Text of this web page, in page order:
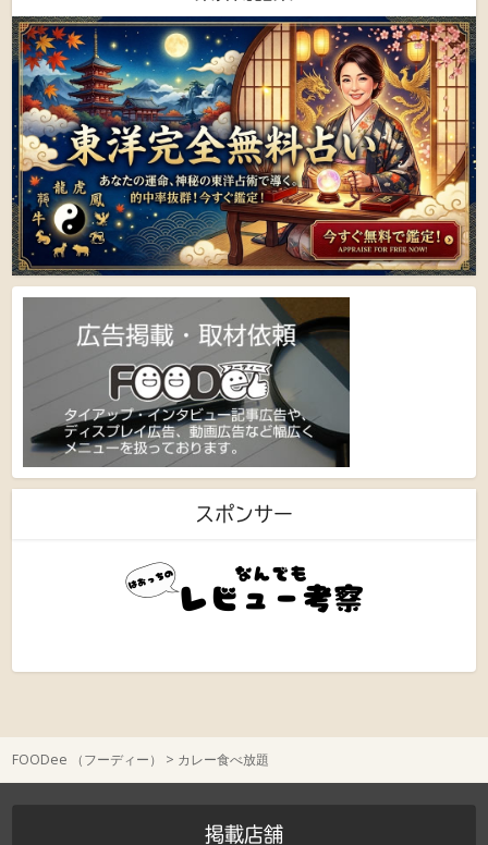
スポンサー
FOODee （フーディー） > カレー食べ放題
掲載店舗